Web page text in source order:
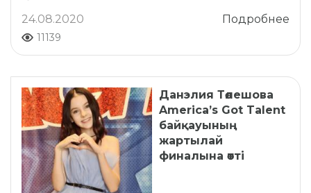
Подробнее
24.08.2020
11139
Данэлия Төлешова
America’s Got Talent
байқауының
жартылай
финалына өтті